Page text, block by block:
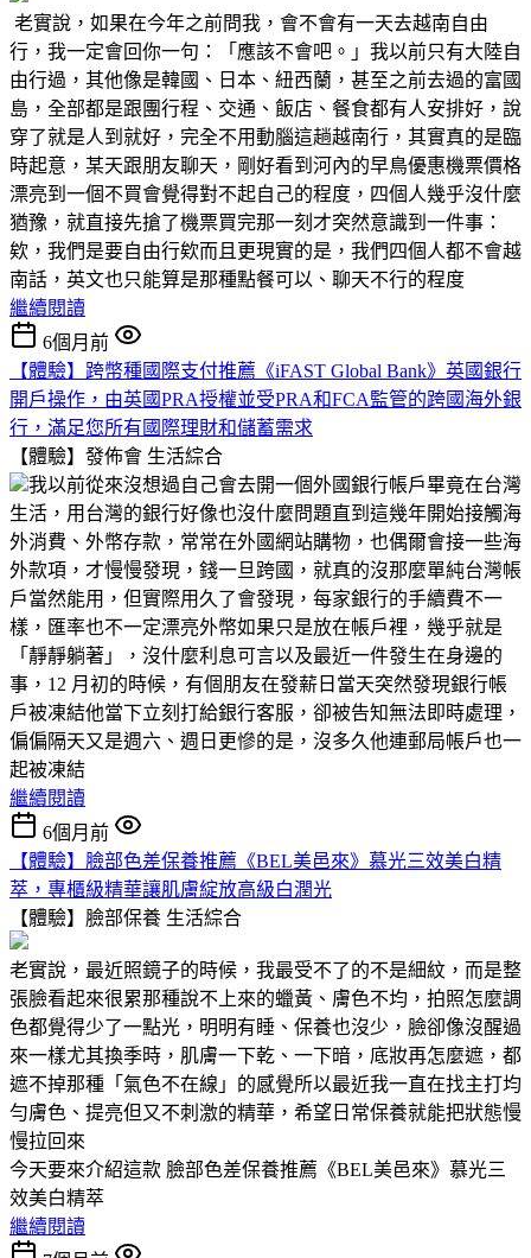
老實說，如果在今年之前問我，會不會有一天去越南自由
行，我一定會回你一句：「應該不會吧。」我以前只有大陸自
由行過，其他像是韓國、日本、紐西蘭，甚至之前去過的富國
島，全部都是跟團行程、交通、飯店、餐食都有人安排好，說
穿了就是人到就好，完全不用動腦這趟越南行，其實真的是臨
時起意，某天跟朋友聊天，剛好看到河內的早鳥優惠機票價格
漂亮到一個不買會覺得對不起自己的程度，四個人幾乎沒什麼
猶豫，就直接先搶了機票買完那一刻才突然意識到一件事：
欸，我們是要自由行欸而且更現實的是，我們四個人都不會越
南話，英文也只能算是那種點餐可以、聊天不行的程度
繼續閱讀
6個月前
【體驗】跨幣種國際支付推薦《iFAST Global Bank》英國銀行
開戶操作，由英國PRA授權並受PRA和FCA監管的跨國海外銀
行，滿足您所有國際理財和儲蓄需求
【體驗】發佈會 生活綜合
我以前從來沒想過自己會去開一個外國銀行帳戶畢竟在台灣
生活，用台灣的銀行好像也沒什麼問題直到這幾年開始接觸海
外消費、外幣存款，常常在外國網站購物，也偶爾會接一些海
外款項，才慢慢發現，錢一旦跨國，就真的沒那麼單純台灣帳
戶當然能用，但實際用久了會發現，每家銀行的手續費不一
樣，匯率也不一定漂亮外幣如果只是放在帳戶裡，幾乎就是
「靜靜躺著」，沒什麼利息可言以及最近一件發生在身邊的
事，12 月初的時候，有個朋友在發薪日當天突然發現銀行帳
戶被凍結他當下立刻打給銀行客服，卻被告知無法即時處理，
偏偏隔天又是週六、週日更慘的是，沒多久他連郵局帳戶也一
起被凍結
繼續閱讀
6個月前
【體驗】臉部色差保養推薦《BEL美邑來》慕光三效美白精
萃，專櫃級精華讓肌膚綻放高級白潤光
【體驗】臉部保養 生活綜合
老實說，最近照鏡子的時候，我最受不了的不是細紋，而是整
張臉看起來很累那種說不上來的蠟黃、膚色不均，拍照怎麼調
色都覺得少了一點光，明明有睡、保養也沒少，臉卻像沒醒過
來一樣尤其換季時，肌膚一下乾、一下暗，底妝再怎麼遮，都
遮不掉那種「氣色不在線」的感覺所以最近我一直在找主打均
勻膚色、提亮但又不刺激的精華，希望日常保養就能把狀態慢
慢拉回來
今天要來介紹這款 臉部色差保養推薦《BEL美邑來》慕光三
效美白精萃
繼續閱讀